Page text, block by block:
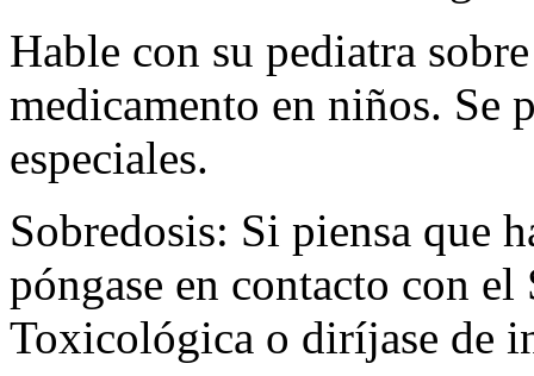
Hable con su pediatra
medicamento en niños. Se
especiales.
Sobredosis: Si piensa que
póngase en contacto con
Toxicológica o diríjase de